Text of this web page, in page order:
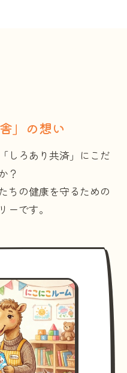
」の想い
しろあり共済」にこだ
？
ちの健康を守るための
ーです。